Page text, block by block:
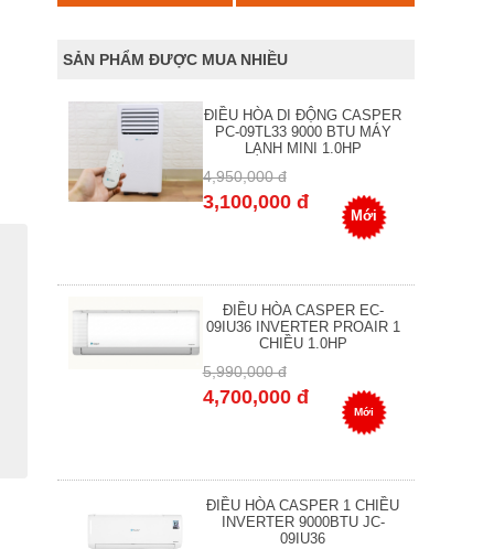
SẢN PHẨM ĐƯỢC MUA NHIỀU
ĐIỀU HÒA DI ĐỘNG CASPER
PC-09TL33 9000 BTU MÁY
LẠNH MINI 1.0HP
4,950,000 đ
3,100,000 đ
Mới
ĐIỀU HÒA CASPER EC-
09IU36 INVERTER PROAIR 1
CHIỀU 1.0HP
5,990,000 đ
4,700,000 đ
Mới
ĐIỀU HÒA CASPER 1 CHIỀU
INVERTER 9000BTU JC-
09IU36